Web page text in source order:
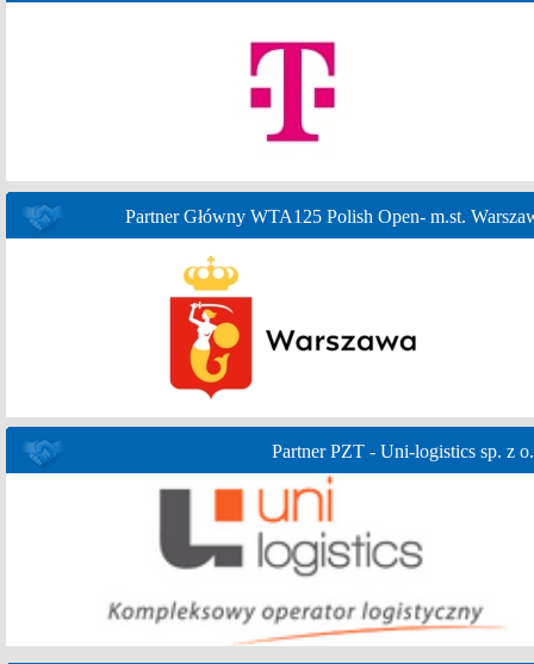
Partner Główny WTA125 Polish Open- m.st.
Partner PZT - Uni-logistics sp. z